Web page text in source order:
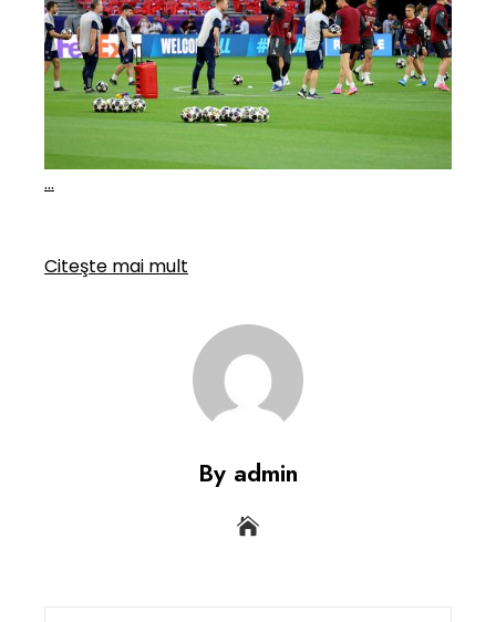
…
Citeşte mai mult
By admin